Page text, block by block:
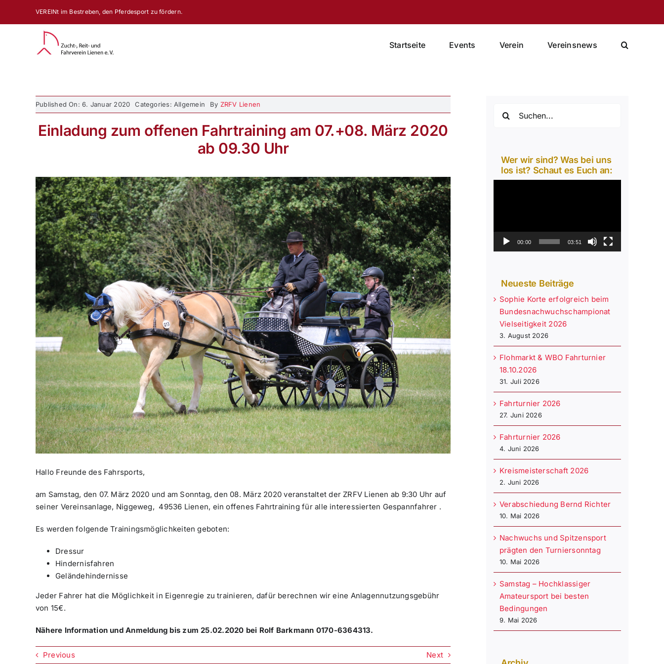
VEREINt im Bestreben, den Pferdesport zu fördern.
Startseite Events Verein Vereinsnews
Published On: 6. Januar 2020 Categories: Allgemein By ZRFV Lienen
Einladung zum offenen Fahrtraining am 07.+08. März 2020
ab 09.30 Uhr
Hallo Freunde des Fahrsports,
am Samstag, den 07. März 2020 und am Sonntag, den 08. März 2020 veranstaltet der ZRFV Lienen ab 9:30 Uhr auf
seiner Vereinsanlage, Niggeweg, 49536 Lienen, ein offenes Fahrtraining für alle interessierten Gespannfahrer .
Es werden folgende Trainingsmöglichkeiten geboten:
Dressur
Hindernisfahren
Geländehindernisse
Jeder Fahrer hat die Möglichkeit in Eigenregie zu trainieren, dafür berechnen wir eine Anlagennutzungsgebühr
von 15€.
Nähere Information und Anmeldung bis zum 25.02.2020 bei Rolf Barkmann 0170-6364313.
Previous Next
nach:
Wer wir sind? Was bei uns
los ist? Schaut es Euch an:
00:00 03:51
Neueste Beiträge
Sophie Korte erfolgreich beim
Bundesnachwuchschampionat
Vielseitigkeit 2026
3. August 2026
Flohmarkt & WBO Fahrturnier
18.10.2026
31. Juli 2026
Fahrturnier 2026
27. Juni 2026
Fahrturnier 2026
4. Juni 2026
Kreismeisterschaft 2026
2. Juni 2026
Verabschiedung Bernd Richter
10. Mai 2026
Nachwuchs und Spitzensport
prägten den Turniersonntag
10. Mai 2026
Samstag – Hochklassiger
Amateursport bei besten
Bedingungen
9. Mai 2026